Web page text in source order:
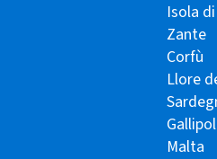
Isola
Zante
Corfù
Llore
Malta